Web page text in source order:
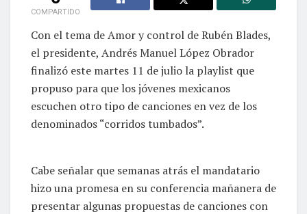
COMPARTIDO
Con el tema de Amor y control de Rubén Blades,
el presidente, Andrés Manuel López Obrador
finalizó este martes 11 de julio la playlist que
propuso para que los jóvenes mexicanos
escuchen otro tipo de canciones en vez de los
denominados “corridos tumbados”.
Cabe señalar que semanas atrás el mandatario
hizo una promesa en su conferencia mañanera de
presentar algunas propuestas de canciones con